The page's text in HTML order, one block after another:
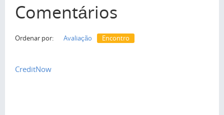
Comentários
Ordenar por: Avaliação Encontro
CreditNow